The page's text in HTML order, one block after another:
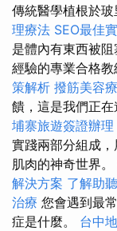
傳統醫學植根於
理療法 SEO最佳
是體內有東西被
經驗的專業合格教
策解析 撥筋美容
饋，這是我們正
埔寨旅遊簽證辦理
實踐兩部分組成
肌肉的神奇世界。
解決方案 了解助
治療 您會遇到最
症是什麼。 台中